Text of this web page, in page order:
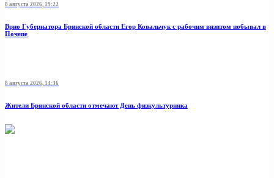
8 августа 2026, 19:22
Врио Губернатора Брянской области Егор Ковальчук с рабочим визитом побывал в
Почепе
8 августа 2026, 14:36
Жители Брянской области отмечают День физкультурника